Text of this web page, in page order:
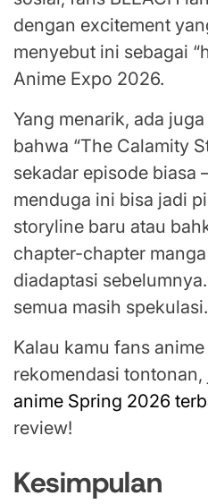
dengan excitement
menyebut ini sebagai
Anime Expo 2026.
Yang menarik, ada
bahwa “The Calamity
sekadar episode biasa
menduga ini bisa jadi
storyline baru atau
chapter-chapter
diadaptasi
semua masih spekulasi.
Kalau kamu fans
rekomendasi
anime Spring 2026
review!
Kesimpulan